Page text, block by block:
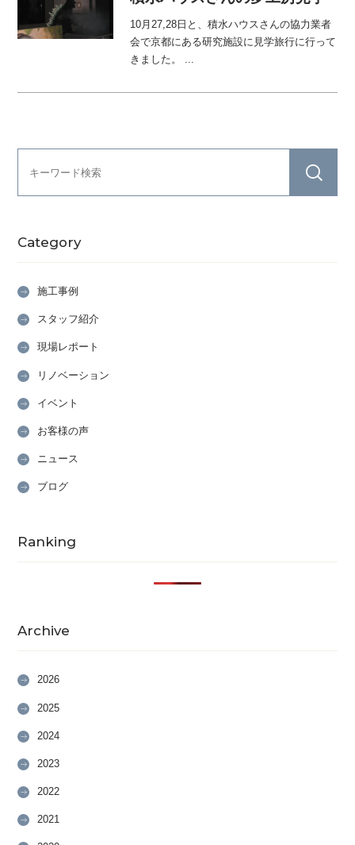
10月27,28日と、積水ハウスさんの協力業者
会で京都にある研究施設に見学旅行に行って
きました。 ...
Category
施工事例
スタッフ紹介
現場レポート
リノベーション
イベント
お客様の声
ニュース
ブログ
Ranking
Archive
2026
2025
2024
2023
2022
2021